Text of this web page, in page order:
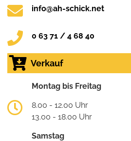
info@ah-schick.net
0 63 71 / 4 68 40
Verkauf
Montag bis Freitag
8.00 - 12.00 Uhr
13.00 - 18.00 Uhr
Samstag